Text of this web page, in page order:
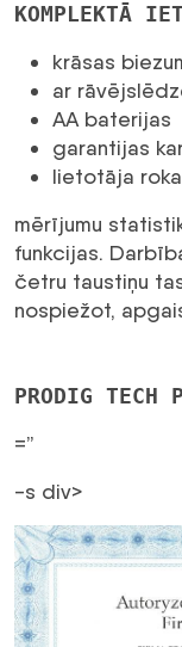
KOMPLEKTĀ
krāsas
ar
AA baterijas
garantijas
lietotāja
mērījumu
funkcijas.
četru taustiņu
nospiežot,
PRODIG TECH
=”
-s div>